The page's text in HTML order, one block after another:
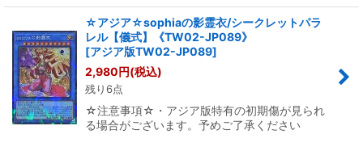
☆アジア☆sophiaの影霊衣/シークレットパラ
レル【儀式】《TW02-JP089》
[アジア版TW02-JP089]
2,980円(税込)
残り6点
☆注意事項☆・アジア版特有の初期傷が見られ
る場合がございます。予めご了承ください